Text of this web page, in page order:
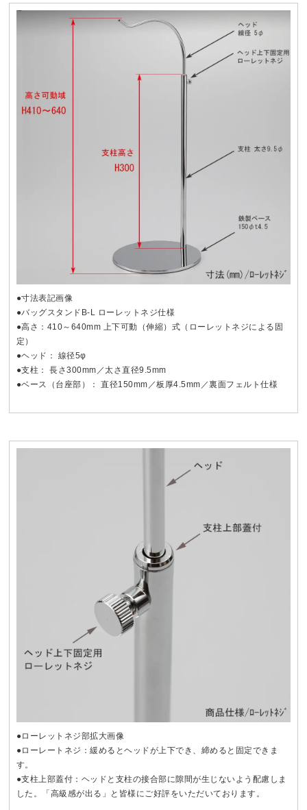
●寸法表記画像
●バッグスタンドB-L ローレットネジ仕様
●高さ：410～640mm 上下可動（伸縮）式（ローレットネジによる固
定）
●ヘッド： 線径5φ
●支柱： 長さ300mm／太さ直径9.5mm
●ベース（台座部）： 直径150mm／板厚4.5mm／裏面フェルト仕様
●ローレットネジ部拡大画像
●ローレートネジ：緩めるとヘッドが上下でき、締めると固定できま
す。
●支柱上部蓋付：ヘッドと支柱の接合部に隙間が生じないよう配慮しま
した。「高級感が出る」と皆様にご好評をいただいております。